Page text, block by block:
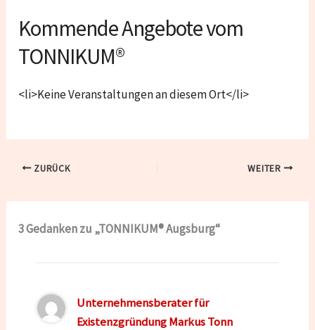
Kommende Angebote vom
TONNIKUM®
<li>Keine Veranstaltungen an diesem Ort</li>
ZURÜCK WEITER
3 Gedanken zu „TONNIKUM® Augsburg“
Unternehmensberater für
Existenzgründung Markus Tonn